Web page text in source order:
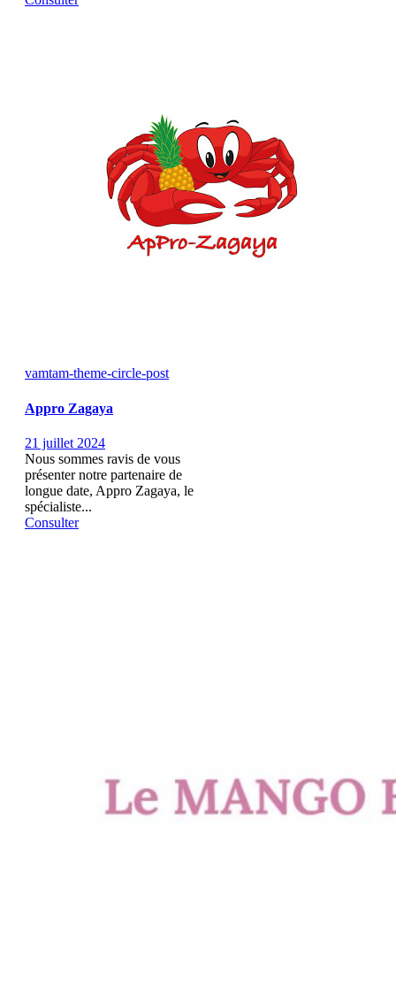
vamtam-theme-circle-post
Appro Zagaya
21 juillet 2024
Nous sommes ravis de vous
présenter notre partenaire de
longue date, Appro Zagaya, le
spécialiste...
Consulter